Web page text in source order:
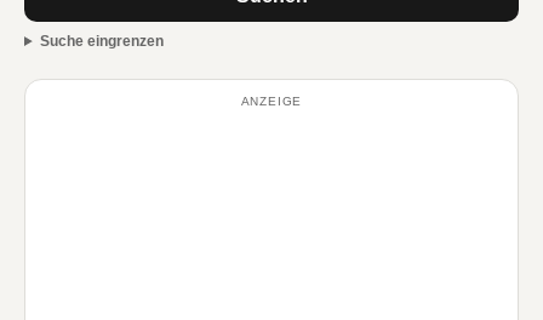
Suche eingrenzen
ANZEIGE